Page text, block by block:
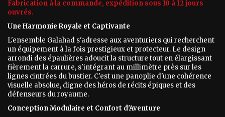
Fabrication à la commande, expédition sous 10 à 12 jours
ouvrés.
Une Harmonie Royale et Captivante
L'ensemble Galahad s'adresse aux aventuriers qui recherchent
un équipement à la fois prestigieux et protecteur. Le design
arrondi des épaulières adoucit la structure tout en élargissant
fièrement la carrure, s'intégrant au millimètre près sur les
lignes cintrées du bustier. C'est une panoplie d'une cohérence
visuelle absolue, digne des héros de récits épiques et des
défenseurs du royaume.
Conception Modulaire et Confort d'Aventure